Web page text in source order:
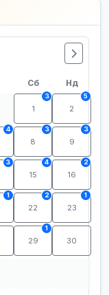
Сб Нд
1
3
2
5
4
8
3
9
3
3
15
4
16
2
1
22
2
23
1
29
1
30